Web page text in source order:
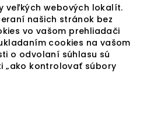
veľkých webových lokalít.
našich stránok bez
vo vašom prehliadači
cookies na vašom
o odvolaní súhlasu sú
„ako kontrolovať súbory